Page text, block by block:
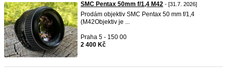
SMC Pentax 50mm f/1,4 M42 - [31.7. 2026]
Prodám objektiv SMC Pentax 50 mm f/1,4
(M42Objektiv je ...
Praha 5 - 150 00
2 400 Kč